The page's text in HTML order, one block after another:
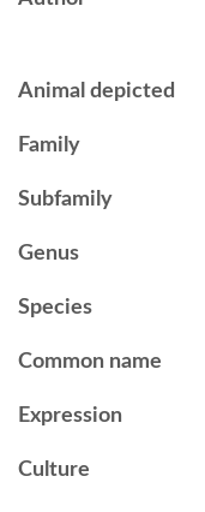
Animal depicted
Family
Subfamily
Genus
Species
Common name
Expression
Culture